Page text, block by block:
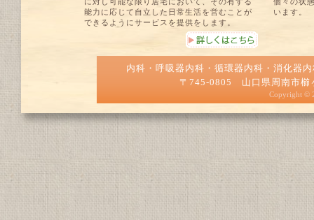
能力に応じて自立した日常生活を営むことが
できるようにサービスを提供をします。
います。
内科・呼吸器内科・循環器内科・消化器
〒745-0805 山口県周南市
Copyright ©